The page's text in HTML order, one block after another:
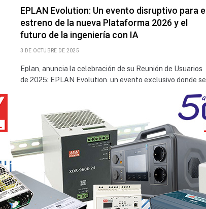
EPLAN Evolution: Un evento disruptivo para el
estreno de la nueva Plataforma 2026 y el
futuro de la ingeniería con IA
3 DE OCTUBRE DE 2025
Eplan, anuncia la celebración de su Reunión de Usuarios
de 2025: EPLAN Evolution, un evento exclusivo donde se